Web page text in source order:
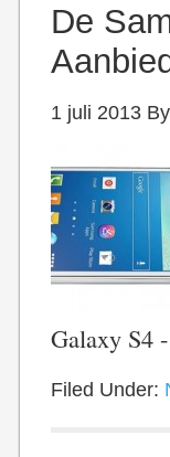
De
1 juli 2013
Galaxy
Filed Under: